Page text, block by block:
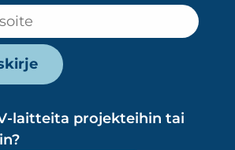
laitteita projekteihin tai